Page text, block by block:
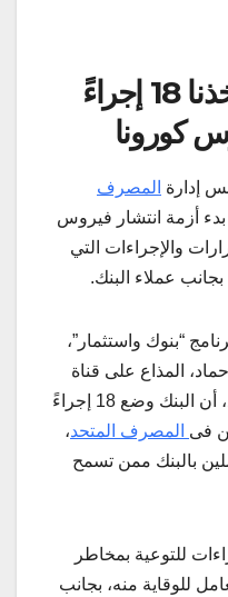
المصرف المتحد: اتخذنا 18 إجراءً
كورونا
إدارة المصرف
أزمة انتشار فيروس
والإجراءات التي
بجانب عملاء البنك.
“بنوك واستثمار”،
المذاع على قناة
“إكسترا نيوز”، مساء اليوم الأحد، أن البنك وضع 18 إجراءً
فى المصرف المتحد،
بالبنك ممن تسمح
للتوعية بمخاطر
للوقاية منه، بجانب